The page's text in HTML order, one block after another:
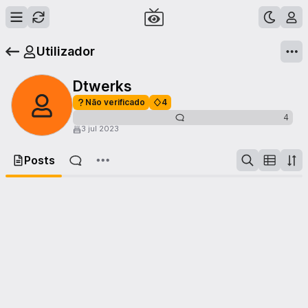
Utilizador
Dtwerks
Não verificado
4
4
3 jul 2023
Posts